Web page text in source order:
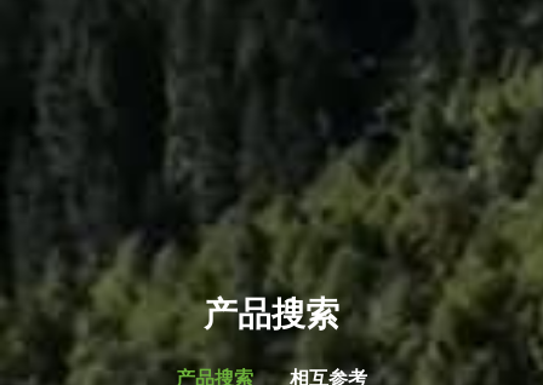
产品搜索
产品搜索 相互参考